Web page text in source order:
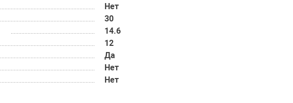
Нет
30
14.6
12
Да
Нет
Нет